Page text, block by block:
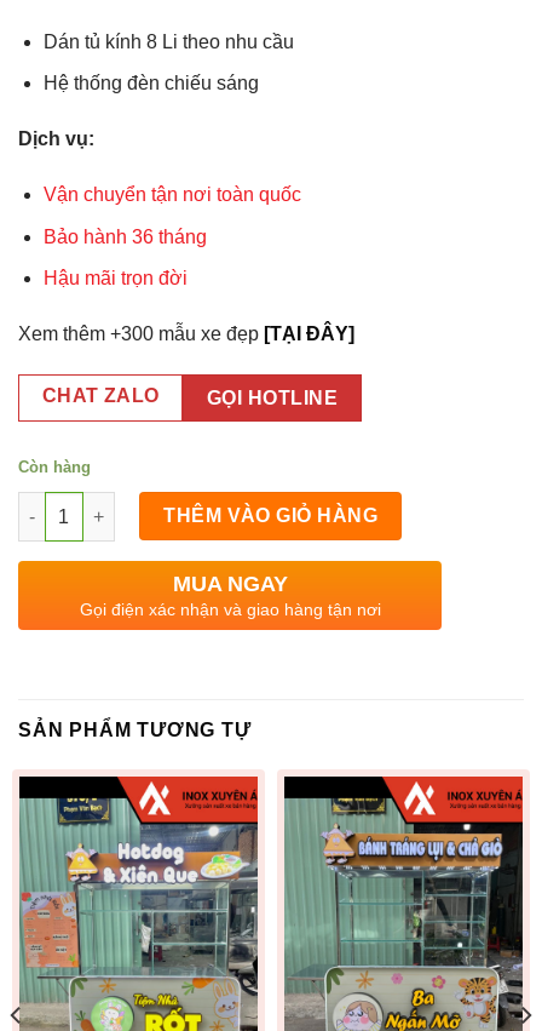
Dán tủ kính 8 Li theo nhu cầu
Hệ thống đèn chiếu sáng
Dịch vụ:
Vận chuyển tận nơi toàn quốc
Bảo hành 36 tháng
Hậu mãi trọn đời
Xem thêm +300 mẫu xe đẹp [TẠI ĐÂY]
CHAT ZALO GỌI HOTLINE
Còn hàng
Xe Bánh mì màu đỏ 1m4x60x2m số lượng
THÊM VÀO GIỎ HÀNG
MUA NGAY
Gọi điện xác nhận và giao hàng tận nơi
SẢN PHẨM TƯƠNG TỰ